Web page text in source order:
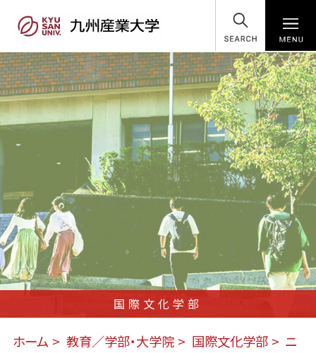
SEARCH
国際文化学部
ホーム 教育／学部・大学院 国際文化学部
ニ